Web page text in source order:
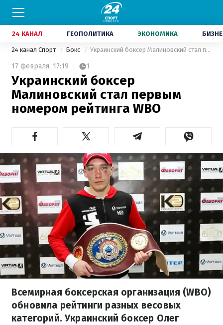
24 КАНАЛ ГЕОПОЛИТИКА ЭКОНОМИКА
24 канал Спорт Бокс Украинский боксер Малиновский стал первым номером рейтинга WBO
17 февраля, 17:19 1
Украинский боксер
Малиновский стал первым
номером рейтинга WBO
Всемирная боксерская организация (WBO)
обновила рейтинги разных весовых
категорий. Украинский боксер Олег